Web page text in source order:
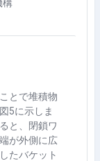
構
とで堆積物
5に示しま
と、閉鎖ワ
が外側に広
たバケット